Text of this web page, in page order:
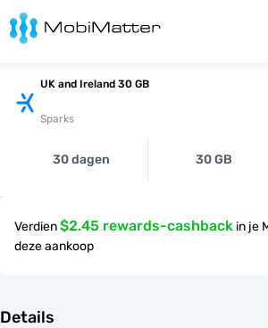
UK and Ireland 30 GB
Sparks
30 dagen 30 GB
Verdien$2.45 rewards-cashback in je
deze aankoop
Details